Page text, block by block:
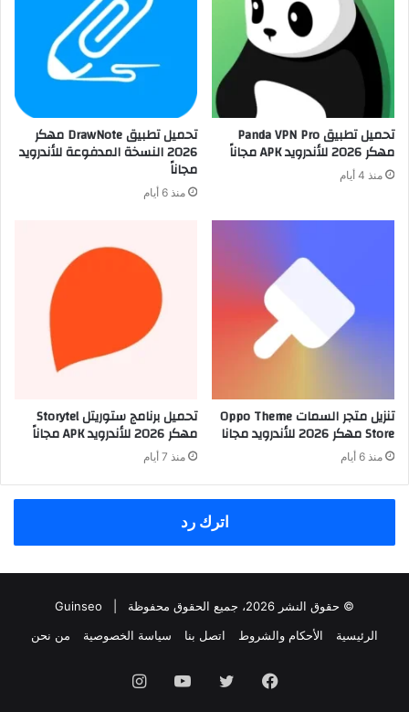
تحميل تطبيق Panda VPN Pro
مهكر 2026 للأندرويد APK مجاناً
منذ 4 أيام
تحميل تطبيق DrawNote مهكر
2026 النسخة المدفوعة للأندرويد
مجاناً
منذ 6 أيام
تنزيل متجر السمات Oppo Theme
Store مهكر 2026 للأندرويد مجانا
منذ 6 أيام
تحميل برنامج ستوريتل Storytel
مهكر 2026 للأندرويد APK مجاناً
منذ 7 أيام
اترك رد
© حقوق النشر 2026، جميع الحقوق محفوظة |
Guinseo
الرئيسية
الأحكام والشروط اتصل بنا سياسة الخصوصية من نحن
فيسبوك تويتر يوتيوبانستقرام